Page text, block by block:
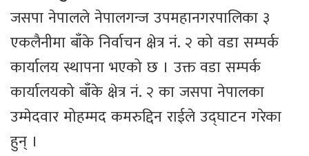
जसपा नेपालले नेपालगन्ज उपमहानगरपालिका ३
एकलैनीमा बाँके निर्वाचन क्षेत्र नं. २ को वडा सम्पर्क
कार्यालय स्थापना भएको छ । उक्त वडा सम्पर्क
कार्यालयको बाँके क्षेत्र नं. २ का जसपा नेपालका
उम्मेदवार मोहम्मद कमरुद्दिन राईले उद्घाटन गरेका
हुन् ।